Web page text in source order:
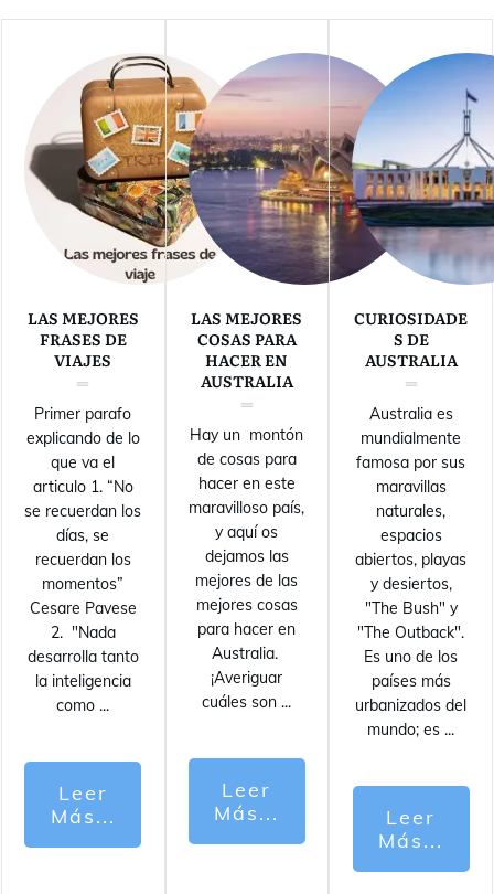
LAS MEJORES
FRASES DE
VIAJES
Primer parafo
explicando de lo
que va el
articulo 1. “No
se recuerdan los
días, se
recuerdan los
momentos”
Cesare Pavese
2. "Nada
desarrolla tanto
la inteligencia
como ...
Leer
Más...
LAS MEJORES
COSAS PARA
HACER EN
AUSTRALIA
Hay un montón
de cosas para
hacer en este
maravilloso país,
y aquí os
dejamos las
mejores de las
mejores cosas
para hacer en
Australia.
¡Averiguar
cuáles son ...
Leer
Más...
CURIOSIDADE
S DE
AUSTRALIA
Australia es
mundialmente
famosa por sus
maravillas
naturales,
espacios
abiertos, playas
y desiertos,
"The Bush" y
"The Outback".
Es uno de los
países más
urbanizados del
mundo; es ...
Leer
Más...